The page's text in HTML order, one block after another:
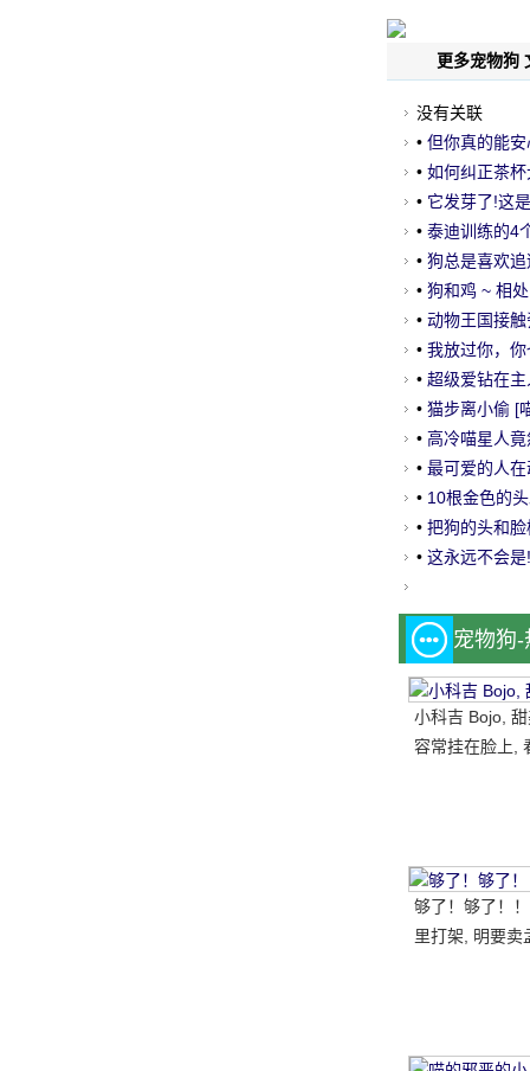
更多宠物狗
没有关联
• 但你真的能
• 如何纠正茶
• 它发芽了!这
• 泰迪训练的4
• 狗总是喜欢
• 狗和鸡 ~ 相
• 动物王国接
• 我放过你，
• 超级爱钻在
是难得的!
• 猫步离小偷 [
• 高冷喵星人
• 最可爱的人
方
• 10根金色的
• 把狗的头和
• 这永远不会
宠物狗
小科吉 Bojo,
容常挂在脸上,
够了！够了！
里打架, 明要卖